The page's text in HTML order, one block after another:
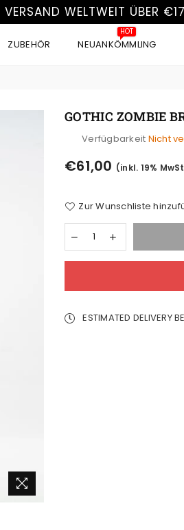
VERSAND WELTWEIT ÜBER
ZUBEHÖR NEUANKÖMMLING
HOT
GOTHIC ZOMBIE
Verfügbarkeit Nicht
Normaler
Preis
€61,00 (inkl. 19%
Zur Wunschliste
ESTIMATED DELIVERY